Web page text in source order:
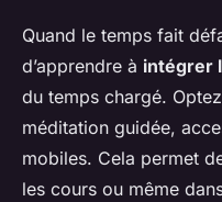
Quand le temps fait
d’apprendre à intégrer
du temps chargé.
méditation guidée,
mobiles. Cela permet
les cours ou même